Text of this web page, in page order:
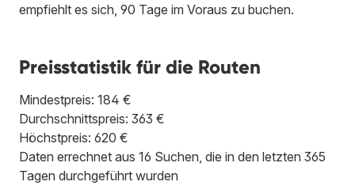
empfiehlt es sich, 90 Tage im Voraus zu buchen.
Preisstatistik für die Routen
Mindestpreis: 184 €
Durchschnittspreis: 363 €
Höchstpreis: 620 €
Daten errechnet aus 16 Suchen, die in den letzten 365
Tagen durchgeführt wurden